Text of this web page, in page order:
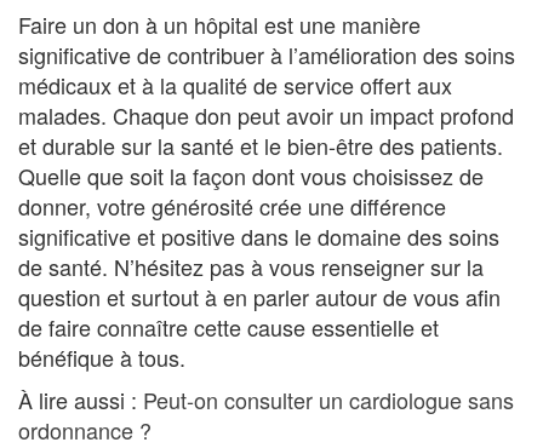
Faire un don à un hôpital est une manière
significative de contribuer à l’amélioration des soins
médicaux et à la qualité de service offert aux
malades. Chaque don peut avoir un impact profond
et durable sur la santé et le bien-être des patients.
Quelle que soit la façon dont vous choisissez de
donner, votre générosité crée une différence
significative et positive dans le domaine des soins
de santé. N’hésitez pas à vous renseigner sur la
question et surtout à en parler autour de vous afin
de faire connaître cette cause essentielle et
bénéfique à tous.
À lire aussi : Peut-on consulter un cardiologue sans
ordonnance ?